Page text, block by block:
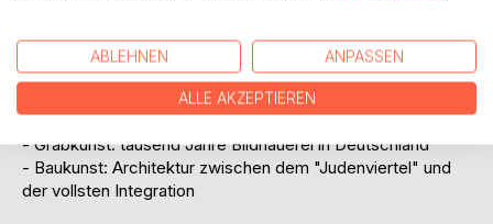
- Gesamtkunstwerk Synagoge: von der Antike bis zur
Moderne
- Bildende Kunst: Malerei und Graphik, mehr als nur
Buchmalerei
- Grabkunst: tausend Jahre Bildhauerei in Deutschland
- Baukunst: Architektur zwischen dem "Judenviertel" und
der vollsten Integration
ABLEHNEN ANPASSEN
ALLE AKZEPTIEREN